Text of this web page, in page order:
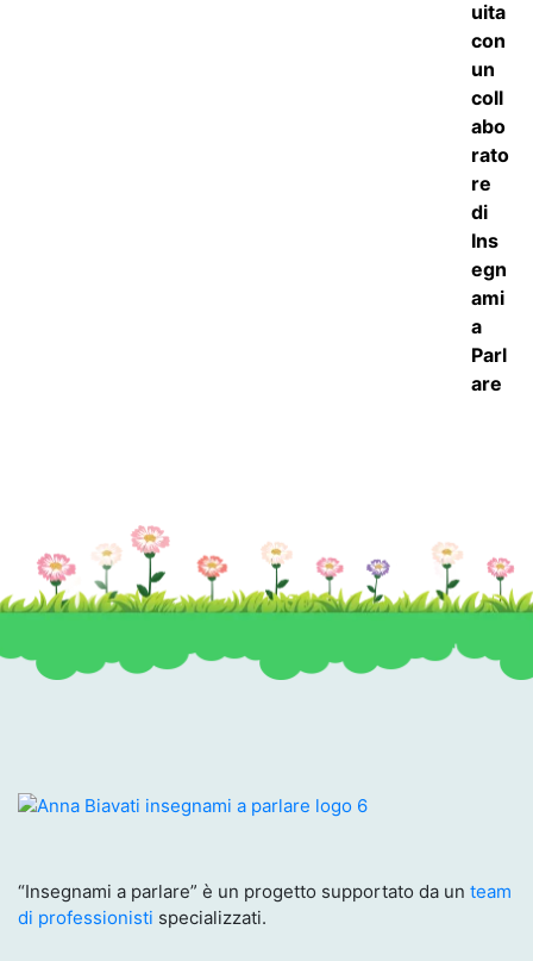
“Insegnami a parlare” è un progetto supportato da un team
di professionisti specializzati.